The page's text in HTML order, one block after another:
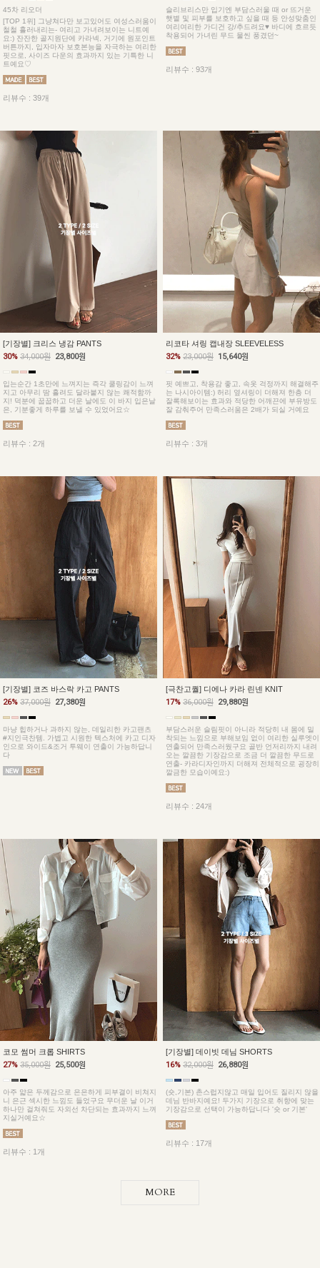
45차 리오더
[TOP 1위] 그냥쳐다만 보고있어도 여성스러움이
철철 흘러내리는- 여리고 가녀려보이는 니트예
요:) 잔잔한 골지원단에 카라넥, 거기에 원포인트
버튼까지, 입자마자 보호본능을 자극하는 여리한
핏으로, 사이즈 다운의 효과까지 있는 기특한 니
트예요♡
리뷰수 : 39개
슬리브리스만 입기엔 부담스러울 때 or 뜨거운
햇볕 및 피부를 보호하고 싶을 때 등 안성맞춤인
여리여리한 가디건 강/추드려요♥ 바디에 흐르듯
착용되어 가녀린 무드 물씬 풍겼던~
리뷰수 : 93개
[기장별] 크리스 냉감 PANTS
30% 34,000원 23,800원
입는순간 1초만에 느껴지는 즉각 쿨링감이 느껴
지고 아무리 땀 흘려도 달라붙지 않는 쾌적함까
지! 덕분에 꿉꿉하고 더운 날에도 이 바지 입은날
은, 기분좋게 하루를 보낼 수 있었어요☆
리뷰수 : 2개
리코타 셔링 캡내장 SLEEVELESS
32% 23,000원 15,640원
핏 예쁘고, 착용감 좋고, 속옷 걱정까지 해결해주
는 나시아이템:) 허리 옆셔링이 더해져 한층 더
잘록해보이는 효과와 적당한 어깨끈에 부유방도
잘 감춰주어 만족스러움은 2배가 되실 거예요
리뷰수 : 3개
[기장별] 코즈 바스락 카고 PANTS
26% 37,000원 27,380원
마냥 힙하거나 과하지 않는, 데일리한 카고팬츠
#지인극찬템. 가볍고 시원한 텍스처에 카고 디자
인으로 와이드&조거 투웨이 연출이 가능하답니
다
[극찬고퀄] 디에나 카라 린넨 KNIT
17% 36,000원 29,880원
부담스러운 슬림핏이 아니라 적당히 내 몸에 밀
착되는 느낌으로 부해보임 없이 여리한 실루엣이
연출되어 만족스러웠구요 골반 언저리까지 내려
오는 깔끔한 기장감으로 조금 더 깔끔한 무드로
연출- 카라디자인까지 더해져 전체적으로 굉장히
깔금한 모습이예요:)
리뷰수 : 24개
코모 썸머 크롭 SHIRTS
27% 35,000원 25,500원
아주 얇은 두께감으로 은은하게 피부결이 비쳐지
니 은근 섹시한 느낌도 들었구요 무더운 날 이거
하나만 걸쳐줘도 자외선 차단되는 효과까지 느껴
지실거예요☆
리뷰수 : 1개
[기장별] 데이빗 데님 SHORTS
16% 32,000원 26,880원
(숏,기본) 촌스럽지않고 매일 입어도 질리지 않을
데님 반바지예요! 두가지 기장으로 취향에 맞는
기장감으로 선택이 가능하답니다 '숏 or 기본'
리뷰수 : 17개
MORE